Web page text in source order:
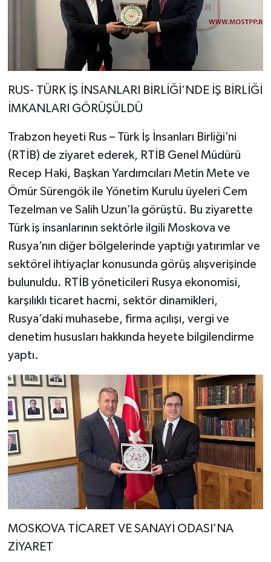
RUS- TÜRK İŞ İNSANLARI BİRLİĞİ’NDE İŞ BİRLİĞİ
İMKANLARI GÖRÜŞÜLDÜ
Trabzon heyeti Rus – Türk İş İnsanları Birliği’ni
(RTİB) de ziyaret ederek, RTİB Genel Müdürü
Recep Haki, Başkan Yardımcıları Metin Mete ve
Ömür Sürengök ile Yönetim Kurulu üyeleri Cem
Tezelman ve Salih Uzun’la görüştü. Bu ziyarette
Türk iş insanlarının sektörle ilgili Moskova ve
Rusya’nın diğer bölgelerinde yaptığı yatırımlar ve
sektörel ihtiyaçlar konusunda görüş alışverişinde
bulunuldu. RTİB yöneticileri Rusya ekonomisi,
karşılıklı ticaret hacmi, sektör dinamikleri,
Rusya’daki muhasebe, firma açılışı, vergi ve
denetim hususları hakkında heyete bilgilendirme
yaptı.
MOSKOVA TİCARET VE SANAYİ ODASI’NA
ZİYARET